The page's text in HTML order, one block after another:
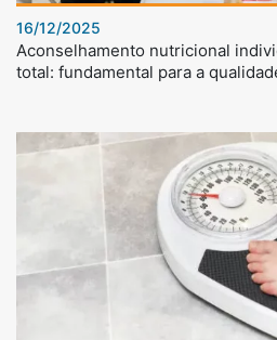
16/12/2025
Aconselhamento nutricional
total: fundamental para a